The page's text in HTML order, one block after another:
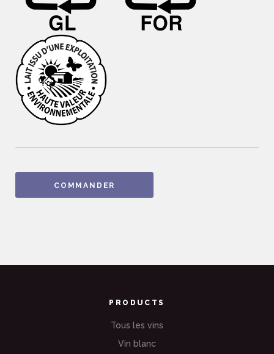
COMMANDER
PRODUCTS
Tous les vins
Vin blanc